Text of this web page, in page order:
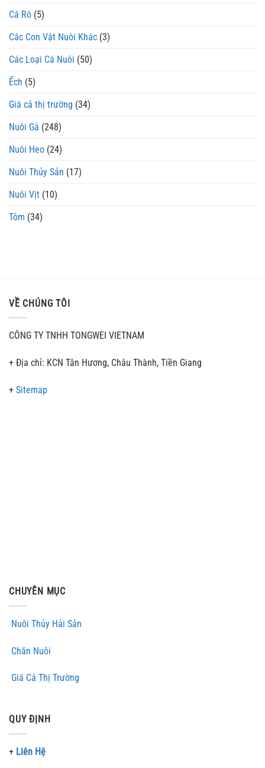
Cá Rô (5)
Các Con Vật Nuôi Khác (3)
Các Loại Cá Nuôi (50)
Ếch (5)
Giá cả thị trường (34)
Nuôi Gà (248)
Nuôi Heo (24)
Nuôi Thủy Sản (17)
Nuôi Vịt (10)
Tôm (34)
VỀ CHÚNG TÔI
CÔNG TY TNHH TONGWEI VIETNAM
+ Địa chỉ: KCN Tân Hương, Châu Thành, Tiền Giang
+ Sitemap
CHUYÊN MỤC
Nuôi Thủy Hải Sản
Chăn Nuôi
Giá Cả Thị Trường
QUY ĐỊNH
+ Liên Hệ